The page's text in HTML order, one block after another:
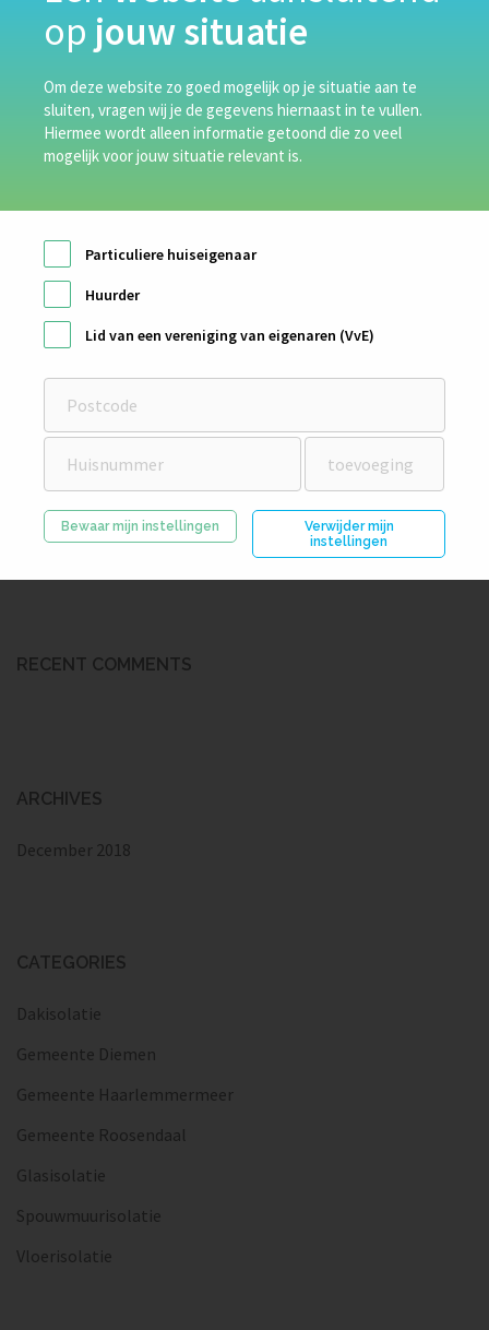
goede isolatie, gebaseerd op de beste isolatietechniek,
verhoog je de energiezuinigheid, wat directe invloed heeft op
uw woningwaarde. Benieuwd wat zij voor jou kunnen
betekenen? Wacht dan niet langer en neem vandaag […]
RECENT POSTS
Duits Isolatie
van de Bunt Isolatietechniek
Technisol
RECENT COMMENTS
ARCHIVES
December 2018
CATEGORIES
Dakisolatie
Gemeente Diemen
Gemeente Haarlemmermeer
Gemeente Roosendaal
Glasisolatie
Spouwmuurisolatie
Vloerisolatie
op jouw situatie
Om deze website zo goed mogelijk op je situatie aan te
sluiten, vragen wij je de gegevens hiernaast in te vullen.
Hiermee wordt alleen informatie getoond die zo veel
mogelijk voor jouw situatie relevant is.
Particuliere huiseigenaar
Huurder
Lid van een vereniging van eigenaren (VvE)
Bewaar mijn instellingen
Verwijder mijn
instellingen